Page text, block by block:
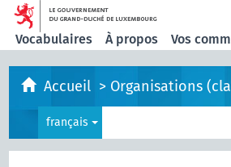
Vocabulaires À propos Vos
Accueil > Organisations
français